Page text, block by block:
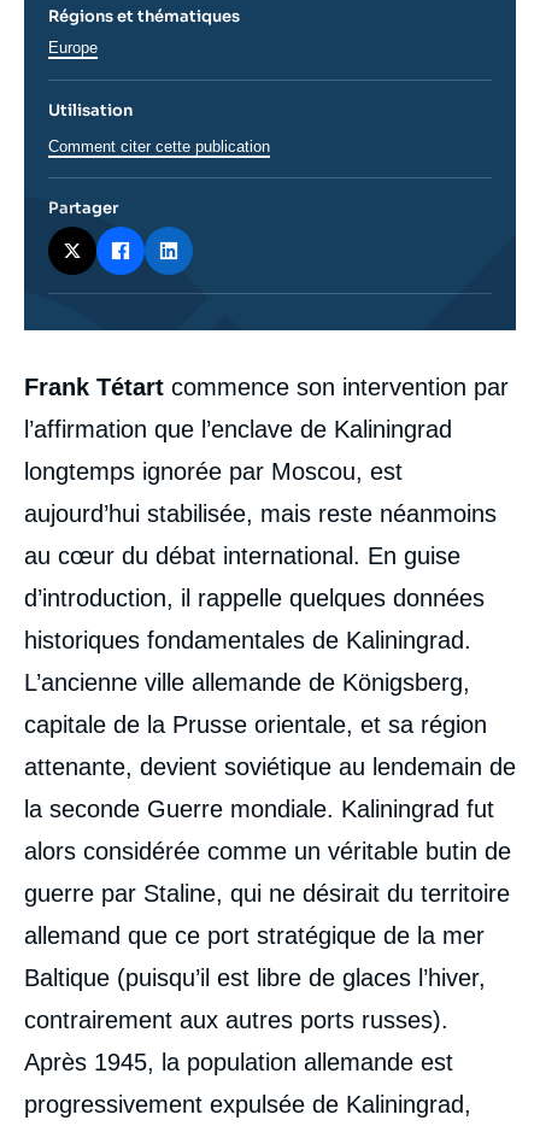
Corps
analyses
Frank Tétart commence son intervention par
l’affirmation que l’enclave de Kaliningrad
longtemps ignorée par Moscou, est
aujourd’hui stabilisée, mais reste néanmoins
au cœur du débat international. En guise
d’introduction, il rappelle quelques données
historiques fondamentales de Kaliningrad.
L’ancienne ville allemande de Königsberg,
capitale de la Prusse orientale, et sa région
attenante, devient soviétique au lendemain de
la seconde Guerre mondiale. Kaliningrad fut
alors considérée comme un véritable butin de
guerre par Staline, qui ne désirait du territoire
allemand que ce port stratégique de la mer
Baltique (puisqu’il est libre de glaces l’hiver,
contrairement aux autres ports russes).
Après 1945, la population allemande est
progressivement expulsée de Kaliningrad,
Régions et thématiques
Régions
Europe
Utilisation
Comment citer cette publication
Partager